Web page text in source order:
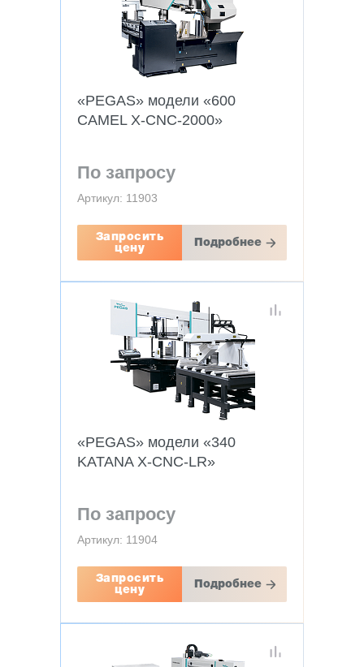
«PEGAS» модели «600
CAMEL X-CNC-2000»
По запросу
Артикул: 11903
Запросить
цену
Подробнее
«PEGAS» модели «340
KATANA X-CNC-LR»
По запросу
Артикул: 11904
Запросить
цену
Подробнее